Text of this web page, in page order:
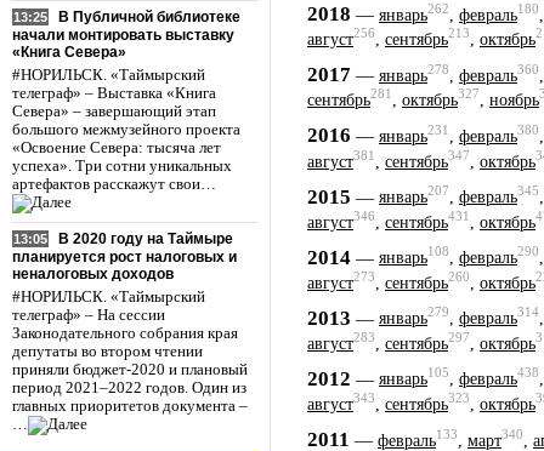
13:25
В Публичной библиотеке
начали монтировать выставку
«Книга Севера»
#НОРИЛЬСК. «Таймырский
телеграф» – Выставка «Книга
Севера» – завершающий этап
большого межмузейного проекта
«Освоение Севера: тысяча лет
успеха». Три сотни уникальных
артефактов расскажут свои…
13:05
В 2020 году на Таймыре
планируется рост налоговых и
неналоговых доходов
#НОРИЛЬСК. «Таймырский
телеграф» – На сессии
Законодательного собрания края
депутаты во втором чтении
приняли бюджет-2020 и плановый
период 2021–2022 годов. Один из
главных приоритетов документа –
…
2018 — январь262 февраль180
август256, сентябрь213, октябрь
2017 — январь278 февраль360
сентябрь281, октябрь327, ноябрь
2016 — январь231 февраль380
август381 сентябрь347 октябрь
2015 — январь207, февраль345
август346 сентябрь431 октябрь
2014 — январь108, февраль290
август273 сентябрь260 октябрь
2013 — январь279, февраль314
август283 сентябрь297 октябрь
2012 — январь105, февраль438
август343, сентябрь323, октябрь
2011 — февраль133 март340